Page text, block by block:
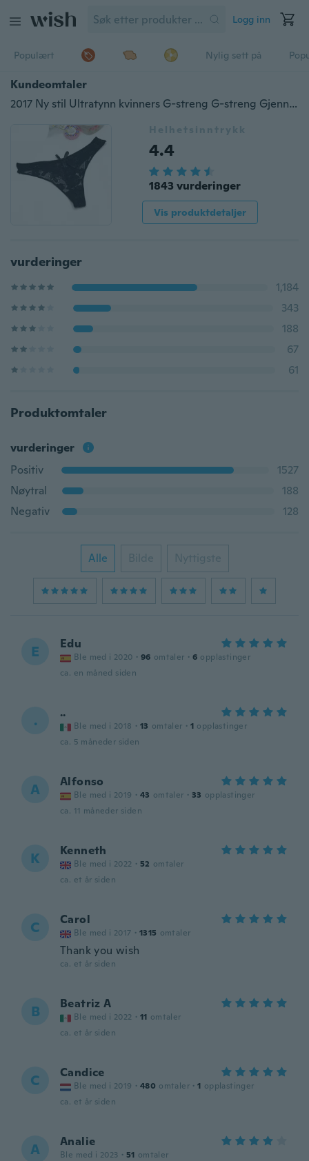
Logg inn
Populært Nylig sett på
Kundeomtaler
2017 Ny stil Ultratynn kvinners G-streng G-streng Gjennomsiktig Sexy truse Undertøy Kvinner Bomull Blonder Tanga-truser Hot Sale
Helhetsinntrykk
4.4
1843 vurderinger
Vis produktdetaljer
vurderinger
1,184
343
188
67
61
Produktomtaler
vurderinger
Positiv
1527
Nøytral
188
Negativ
128
Alle Bilde Nyttigste
E Edu
Ble med i 2020 · 96 omtaler · 6 opplastinger
ca. en måned siden
. ..
Ble med i 2018 · 13 omtaler · 1 opplastinger
ca. 5 måneder siden
A Alfonso
Ble med i 2019 · 43 omtaler · 33 opplastinger
ca. 11 måneder siden
K Kenneth
Ble med i 2022 · 52 omtaler
ca. et år siden
C Carol
Ble med i 2017 · 1315 omtaler
Thank you wish
ca. et år siden
B Beatriz A
Ble med i 2022 · 11 omtaler
ca. et år siden
C Candice
Ble med i 2019 · 480 omtaler · 1 opplastinger
ca. et år siden
A Analie
Ble med i 2023 · 51 omtaler